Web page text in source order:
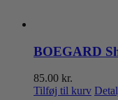
BOEGARD
85.00 kr.
Tilføj til kurv